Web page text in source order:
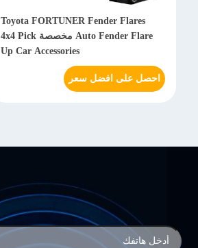
Toyota FORTUNER Fender Flares
Auto Fender Flare مخصصة 4x4 Pick
Up Car Accessories
احصل على افضل سعر